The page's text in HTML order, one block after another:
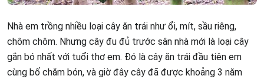
Nhà em trồng nhiều loại cây ăn trái như ổi, mít, sầu riêng,
chôm chôm. Nhưng cây đu đủ trước sân nhà mới là loại cây
gắn bó nhất với tuổi thơ em. Đó là cây ăn trái đầu tiên em
cùng bố chăm bón, và giờ đây cây đã được khoảng 3 năm